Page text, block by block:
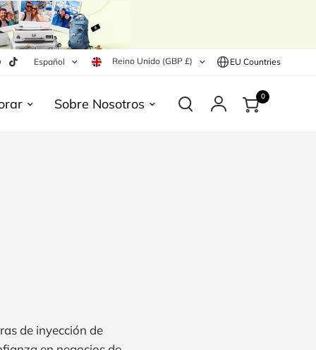
Español Reino Unido (GBP £) EU Countries
Sobre Nosotros 0
de inyección de